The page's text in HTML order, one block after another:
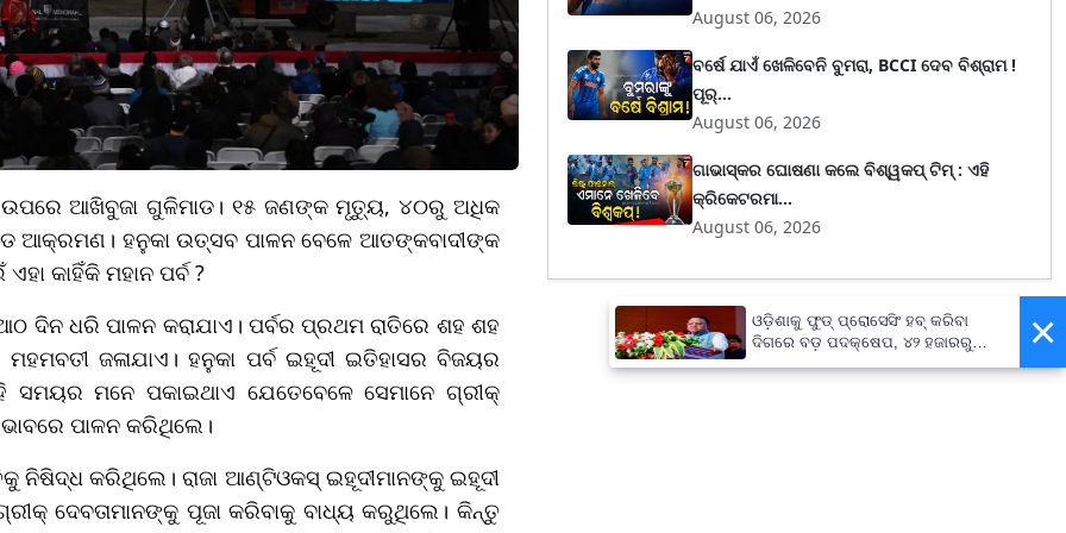
ଆଖିବୁଜା ଗୁଳିମାଡ। ୧୫ ଜଣଙ୍କ ମୃତ୍ୟୁ, ୪୦ରୁ ଅଧିକ
ହନୁକା ଉତ୍ସବ ପାଳନ ବେଳେ ଆତଙ୍କବାଦୀଙ୍କ
କାହିଁକି ମହାନ ପର୍ବ ?
ଦିନ ଧରି ପାଳନ କରାଯାଏ। ପର୍ବର ପ୍ରଥମ ରାତିରେ ଶହ ଶହ
ଜଳାଯାଏ। ହନୁକା ପର୍ବ ଇହୂଦୀ ଇତିହାସର ବିଜୟର
ସମୟର ମନେ ପକାଇଥାଏ ଯେତେବେଳେ ସେମାନେ ଗ୍ରୀକ୍
ପାଳନ କରିଥିଲେ।
ନିଷିଦ୍ଧ କରିଥିଲେ। ରାଜା ଆଣ୍ଟିଓକସ୍ ଇହୂଦୀମାନଙ୍କୁ ଇହୂଦୀ
ଦେବତାମାନଙ୍କୁ ପୂଜା କରିବାକୁ ବାଧ୍ୟ କରୁଥିଲେ। କିନ୍ତୁ
August 06, 2026
ବର୍ଷେ ଯାଏଁ ଖେଳିବେନି ବୁମରା, BCCI ଦେବ ବିଶ୍ରାମ !
ପୂର୍...
August 06, 2026
ଗାଭାସ୍କର ଘୋଷଣା କଲେ ବିଶ୍ୱକପ୍ ଟିମ୍ : ଏହି
କ୍ରିକେଟରମା...
August 06, 2026
×
ଓଡ଼ିଶାକୁ ଫୁଡ୍ ପ୍ରୋସେସିଂ ହବ୍ କରିବା
ଦିଗରେ ବଡ଼ ପଦକ୍ଷେପ, ୪୨ ହଜାରରୁ
ଅଧିକ ନିଯୁକ୍ତି ସୁଯୋଗ